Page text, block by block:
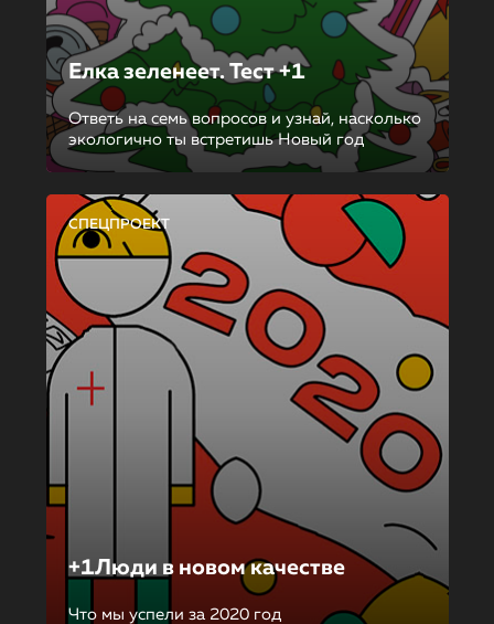
Елка зеленеет. Тест +1
Ответь на семь вопросов и узнай, насколько
экологично ты встретишь Новый год
СПЕЦПРОЕКТ
+1Люди в новом качестве
Что мы успели за 2020 год